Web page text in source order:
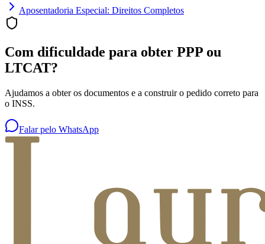
Aposentadoria Especial: Direitos Completos
Com dificuldade para obter PPP ou
LTCAT?
Ajudamos a obter os documentos e a construir o pedido correto para
o INSS.
Falar pelo WhatsApp